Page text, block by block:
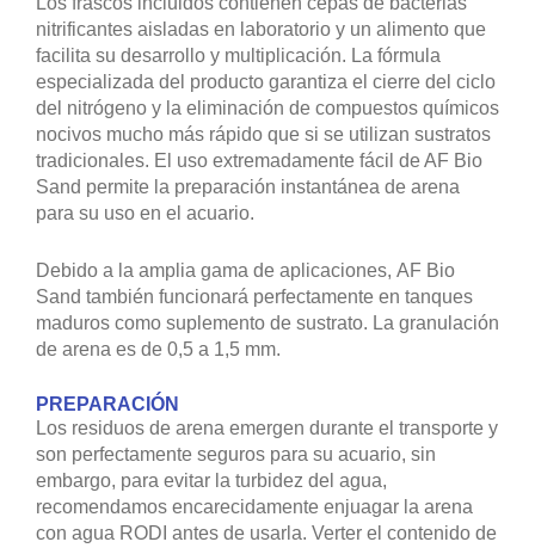
nitrificantes aisladas en laboratorio y un alimento que
facilita su desarrollo y multiplicación. La fórmula
especializada del producto garantiza el cierre del ciclo
del nitrógeno y la eliminación de compuestos químicos
nocivos mucho más rápido que si se utilizan sustratos
tradicionales. El uso extremadamente fácil de AF Bio
Sand permite la preparación instantánea de arena
para su uso en el acuario.
Debido a la amplia gama de aplicaciones, AF Bio
Sand también funcionará perfectamente en tanques
maduros como suplemento de sustrato. La granulación
de arena es de 0,5 a 1,5 mm.
PREPARACIÓN
Los residuos de arena emergen durante el transporte y
son perfectamente seguros para su acuario, sin
embargo, para evitar la turbidez del agua,
recomendamos encarecidamente enjuagar la arena
con agua RODI antes de usarla. Verter el contenido de